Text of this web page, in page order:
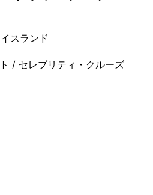
スランド
/ セレブリティ・クルーズ